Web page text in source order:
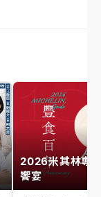
2026米其林專
饗宴